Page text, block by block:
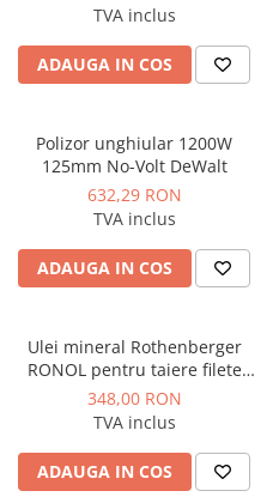
Instalatii de gaz
Tevi PEHD gaz
Fitinguri gaz
Aparate sudura si dispozitive gaz
Izolatii tehnice
Izolatii pentru aer conditionat
Izolatii pentru sisteme solare
Polistiren expandat
Vata minerala bazaltica
Automatizari si elemente de
automatizare
Automatizari panouri solare
TVA inclus
ADAUGA IN COS
Polizor unghiular 1200W
125mm No-Volt DeWalt
632,29 RON
TVA inclus
ADAUGA IN COS
Ulei mineral Rothenberger
RONOL pentru taiere filete
bidon 5 litri
348,00 RON
TVA inclus
ADAUGA IN COS